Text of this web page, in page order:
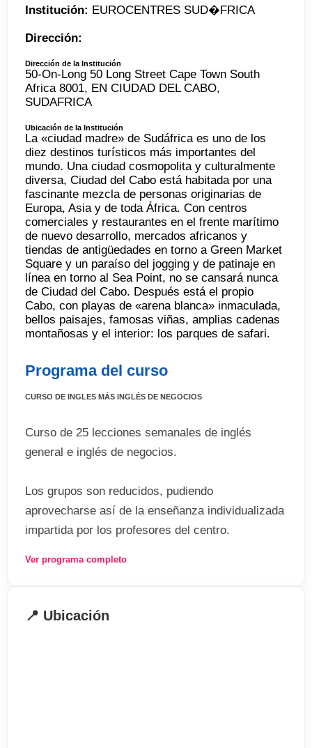
Institución: EUROCENTRES SUD�FRICA
Dirección:
Dirección de la Institución
50-On-Long 50 Long Street Cape Town South
Africa 8001, EN CIUDAD DEL CABO,
SUDAFRICA
Ubicación de la Institución
La «ciudad madre» de Sudáfrica es uno de los
diez destinos turísticos más importantes del
mundo. Una ciudad cosmopolita y culturalmente
diversa, Ciudad del Cabo está habitada por una
fascinante mezcla de personas originarias de
Europa, Asia y de toda África. Con centros
comerciales y restaurantes en el frente marítimo
de nuevo desarrollo, mercados africanos y
tiendas de antigüedades en torno a Green Market
Square y un paraíso del jogging y de patinaje en
línea en torno al Sea Point, no se cansará nunca
de Ciudad del Cabo. Después está el propio
Cabo, con playas de «arena blanca» inmaculada,
bellos paisajes, famosas viñas, amplias cadenas
montañosas y el interior: los parques de safari.
Programa del curso
CURSO DE INGLES MÁS INGLÉS DE NEGOCIOS
Curso de 25 lecciones semanales de inglés
general e inglés de negocios.
Los grupos son reducidos, pudiendo
aprovecharse así de la enseñanza individualizada
impartida por los profesores del centro.
Información General
 14 estudiantes máximo por clase
Ver programa completo
📍 Ubicación